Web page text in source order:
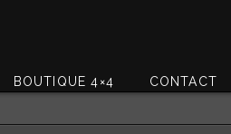
BOUTIQUE 4×4 CONTACT